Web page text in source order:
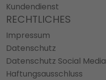
Kundendienst
RECHTLICHES
Impressum
Datenschutz
Datenschutz Social Media
Haftungsausschluss